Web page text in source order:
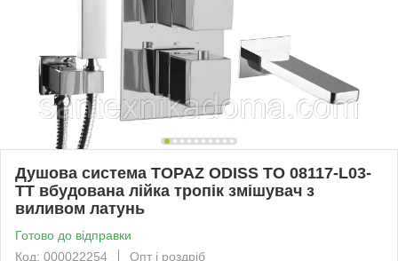
Душова система TOPAZ ODISS TO 08117-L03-
TT вбудована лійка тропік змішувач з
виливом латунь
Готово до відправки
Код: 000022254
Опт і роздріб